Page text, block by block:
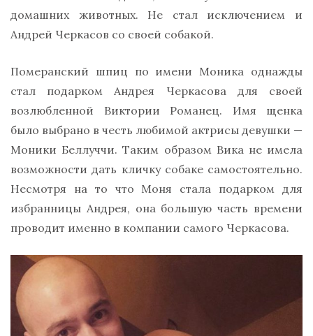
домашних животных. Не стал исключением и
Андрей Черкасов со своей собакой.
Померанский шпиц по имени Моника однажды
стал подарком Андрея Черкасова для своей
возлюбленной Виктории Романец. Имя щенка
было выбрано в честь любимой актрисы девушки —
Моники Беллуччи. Таким образом Вика не имела
возможности дать кличку собаке самостоятельно.
Несмотря на то что Моня стала подарком для
избранницы Андрея, она большую часть времени
проводит именно в компании самого Черкасова.